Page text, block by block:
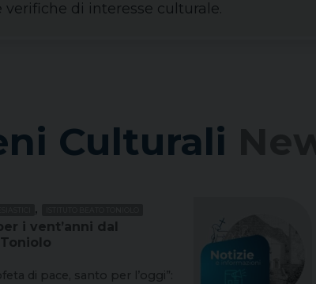
verifiche di interesse culturale.
Culturali
,
i vent’anni dal
di pace, santo per l’oggi”: